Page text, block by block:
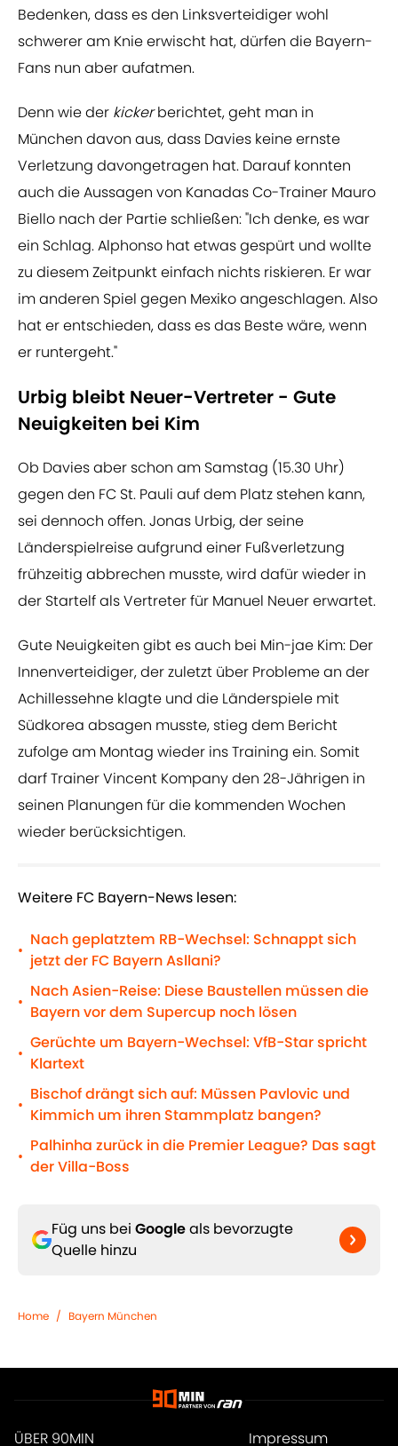
Bedenken, dass es den Linksverteidiger wohl
schwerer am Knie erwischt hat, dürfen die Bayern-
Fans nun aber aufatmen.
Denn wie der kickerberichtet, geht man in
München davon aus, dass Davies keine ernste
Verletzung davongetragen hat. Darauf konnten
auch die Aussagen von Kanadas Co-Trainer Mauro
Biello nach der Partie schließen: "Ich denke, es war
ein Schlag. Alphonso hat etwas gespürt und wollte
zu diesem Zeitpunkt einfach nichts riskieren. Er war
im anderen Spiel gegen Mexiko angeschlagen. Also
hat er entschieden, dass es das Beste wäre, wenn
er runtergeht."
Urbig bleibt Neuer-Vertreter - Gute
Neuigkeiten bei Kim
Ob Davies aber schon am Samstag (15.30 Uhr)
gegen den FC St. Pauli auf dem Platz stehen kann,
sei dennoch offen. Jonas Urbig, der seine
Länderspielreise aufgrund einer Fußverletzung
frühzeitig abbrechen musste, wird dafür wieder in
der Startelf als Vertreter für Manuel Neuer erwartet.
Gute Neuigkeiten gibt es auch bei Min-jae Kim: Der
Innenverteidiger, der zuletzt über Probleme an der
Achillessehne klagte und die Länderspiele mit
Südkorea absagen musste, stieg dem Bericht
zufolge am Montag wieder ins Training ein. Somit
darf Trainer Vincent Kompany den 28-Jährigen in
seinen Planungen für die kommenden Wochen
wieder berücksichtigen.
Weitere FC Bayern-News lesen:
•
Nach geplatztem RB-Wechsel: Schnappt sich
jetzt der FC Bayern Asllani?
•
Nach Asien-Reise: Diese Baustellen müssen die
Bayern vor dem Supercup noch lösen
•
Gerüchte um Bayern-Wechsel: VfB-Star spricht
Klartext
•
Bischof drängt sich auf: Müssen Pavlovic und
Kimmich um ihren Stammplatz bangen?
•
Palhinha zurück in die Premier League? Das sagt
der Villa-Boss
Füg uns bei Googleals bevorzugte
Quelle hinzu
Home / Bayern München
ÜBER 90MIN Impressum